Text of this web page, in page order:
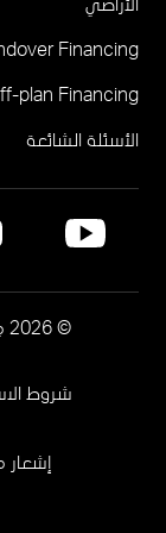
مركز مبيعات مِراس
لإدارة المجتمع
يرجى الاتصال على 800MERAAS (800-637227)
مكتب إدارة المجمع
أتيليس في حي دبي
Financing
plan Financing
الأسئلة الشائعة
© 2026 مِراس من شركة دبي العقارية القابضة.
Footerشروط
إشعار